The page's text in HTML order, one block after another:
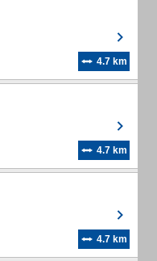
4.7 km
4.7 km
4.7 km